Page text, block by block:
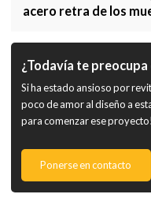
acero retra de los
¿Todavía te
Si ha estado ansioso por
poco de amor al diseño a
para comenzar ese proyecto!
Ponerse en contacto